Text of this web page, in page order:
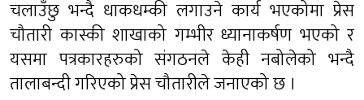
चलाउँछु भन्दै धाकधम्की लगाउने कार्य भएकोमा प्रेस
चौतारी कास्की शाखाको गम्भीर ध्यानाकर्षण भएको र
यसमा पत्रकारहरुको संगठनले केही नबोलेको भन्दै
तालाबन्दी गरिएको प्रेस चौतारीले जनाएको छ ।